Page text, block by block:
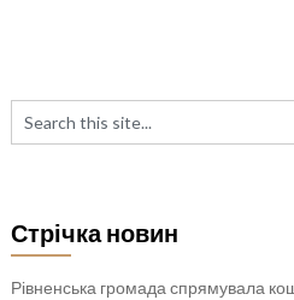
Стрічка новин
Рівненська громада спрямувала